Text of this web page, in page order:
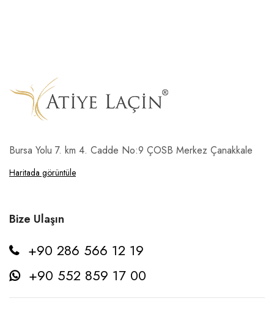
Bursa Yolu 7. km 4. Cadde No:9 ÇOSB Merkez Çanakkale
Haritada görüntüle
Bize Ulaşın
+90 286 566 12 19
+90 552 859 17 00